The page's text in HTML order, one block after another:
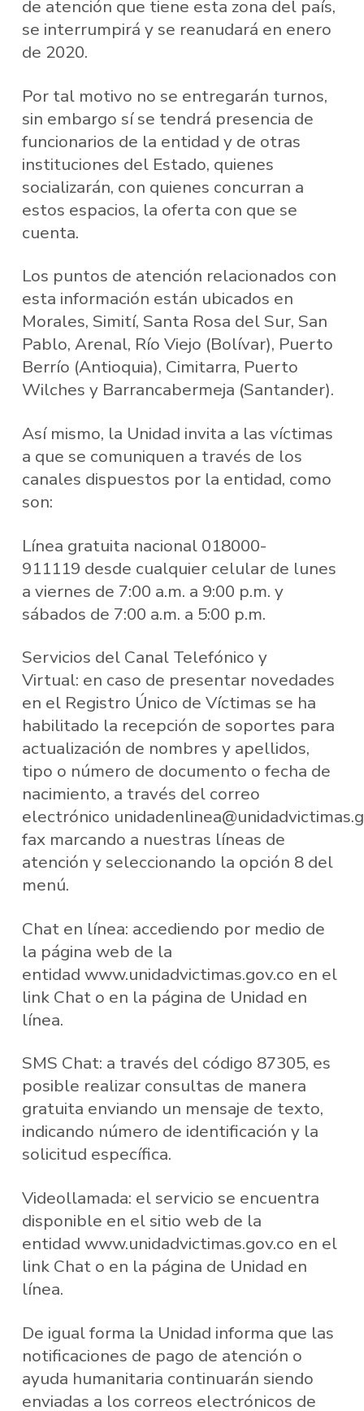
de atención que tiene esta zona del país,
se interrumpirá y se reanudará en enero
de 2020.
Por tal motivo no se entregarán turnos,
sin embargo sí se tendrá presencia de
funcionarios de la entidad y de otras
instituciones del Estado, quienes
socializarán, con quienes concurran a
estos espacios, la oferta con que se
cuenta.
Los puntos de atención relacionados con
esta información están ubicados en
Morales, Simití, Santa Rosa del Sur, San
Pablo, Arenal, Río Viejo (Bolívar), Puerto
Berrío (Antioquia), Cimitarra, Puerto
Wilches y Barrancabermeja (Santander).
Así mismo, la Unidad invita a las víctimas
a que se comuniquen a través de los
canales dispuestos por la entidad, como
son:
Línea gratuita nacional 018000-
911119 desde cualquier celular de lunes
a viernes de 7:00 a.m. a 9:00 p.m. y
sábados de 7:00 a.m. a 5:00 p.m.
Servicios del Canal Telefónico y
Virtual: en caso de presentar novedades
en el Registro Único de Víctimas se ha
habilitado la recepción de soportes para
actualización de nombres y apellidos,
tipo o número de documento o fecha de
nacimiento, a través del correo
electrónico
fax marcando a nuestras líneas de
atención y seleccionando la opción 8 del
menú.
Chat en línea: accediendo por medio de
la página web de la
entidad www.unidadvictimas.gov.co en el
link Chat o en la página de Unidad en
línea.
SMS Chat: a través del código 87305, es
posible realizar consultas de manera
gratuita enviando un mensaje de texto,
indicando número de identificación y la
solicitud específica.
Videollamada: el servicio se encuentra
disponible en el sitio web de la
entidad www.unidadvictimas.gov.co en el
link Chat o en la página de Unidad en
línea.
De igual forma la Unidad informa que las
notificaciones de pago de atención o
ayuda humanitaria continuarán siendo
enviadas a los correos electrónicos de